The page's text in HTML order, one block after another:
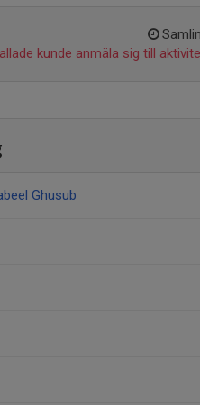
kunde anmäla sig till
Ghusub